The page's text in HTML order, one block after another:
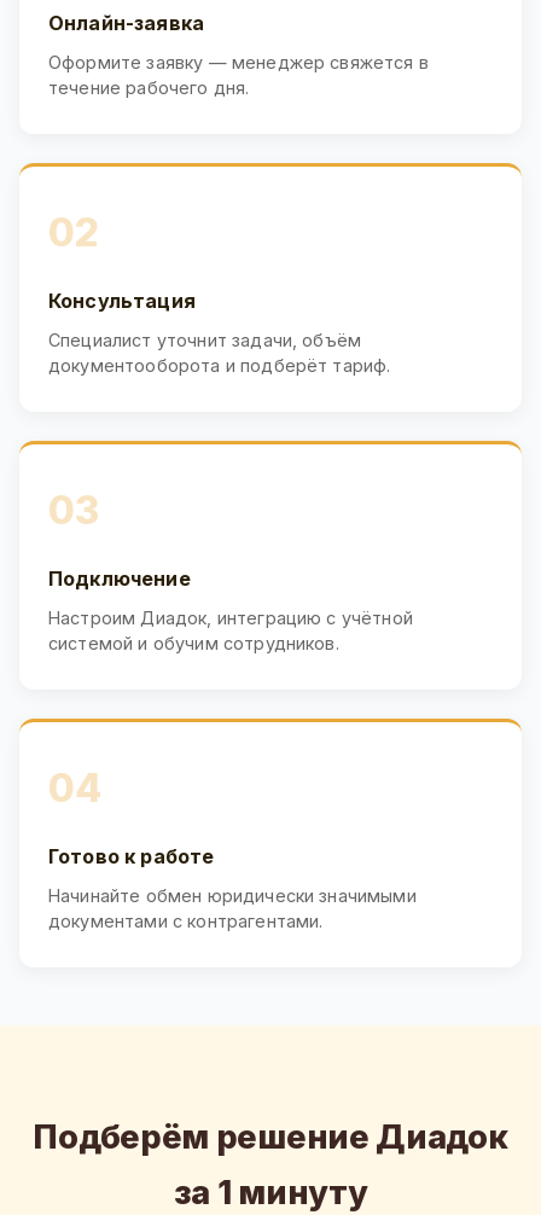
Онлайн-заявка
Оформите заявку — менеджер свяжется в
течение рабочего дня.
02
Консультация
Специалист уточнит задачи, объём
документооборота и подберёт тариф.
03
Подключение
Настроим Диадок, интеграцию с учётной
системой и обучим сотрудников.
04
Готово к работе
Начинайте обмен юридически значимыми
документами с контрагентами.
Подберём решение Диадок
за 1 минуту